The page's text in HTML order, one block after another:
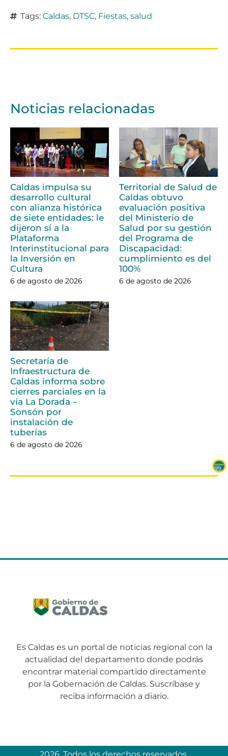
Tags: Caldas, DTSC, Fiestas, salud
Noticias relacionadas
Caldas impulsa su
desarrollo cultural
con alianza histórica
de siete entidades: le
dijeron sí a la
Plataforma
Interinstitucional para
la Inversión en
Cultura
6 de agosto de 2026
Territorial de Salud de
Caldas obtuvo
evaluación positiva
del Ministerio de
Salud por su gestión
del Programa de
Discapacidad:
cumplimiento es del
100%
6 de agosto de 2026
Secretaría de
Infraestructura de
Caldas informa sobre
cierres parciales en la
vía La Dorada –
Sonsón por
instalación de
tuberías
6 de agosto de 2026
Es Caldas es un portal de noticias regional con la
actualidad del departamento donde podrás
encontrar material compartido directamente
por la Gobernación de Caldas. Suscríbase y
reciba información a diario.
2026. Todos los derechos reservados.